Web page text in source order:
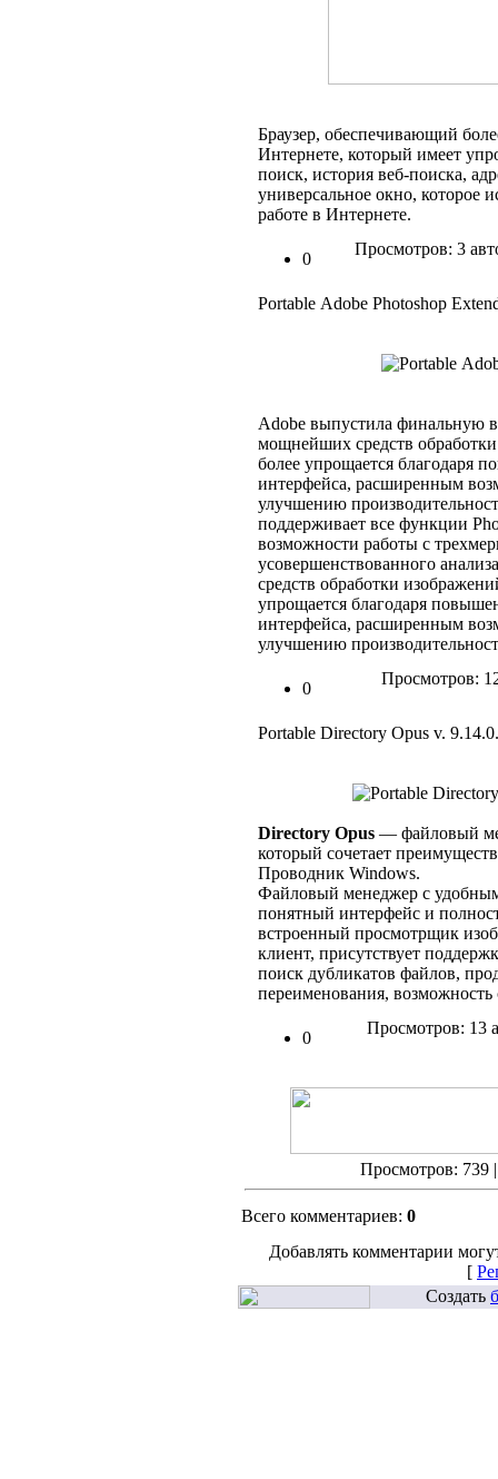
Браузер, обеспечивающий
Интернете, который имеет
поиск, история веб-поиска,
универсальное окно, которое
работе в Интернете.
0
Просмотров: 3
Portable Аdоbе Рhоtoshор
Adobe выпустила финальную
мощнейших средств
более упрощается благодаря
интерфейса, расширенным
улучшению
поддерживает все функции
возможности работы с
усовершенствованного
средств обработки
упрощается благодаря
интерфейса, расширенным
улучшению
0
Просмотров:
Portable Directory Opus v.
Directory Opus — файловый
который сочетает
Проводник Windows.
Файловый менеджер с
понятный интерфейс и
встроенный просмотрщик
клиент, присутствует
поиск дубликатов файлов,
переименования, возможность
0
Просмотров: 13
Просмотров: 739
Всего комментариев: 0
Добавлять комментарии
[
Создать